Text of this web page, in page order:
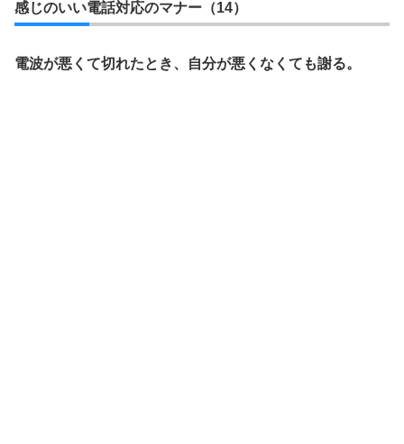
感じのいい電話対応のマナー（14）
電波が悪くて切れたとき、自分が悪くなくても謝る。